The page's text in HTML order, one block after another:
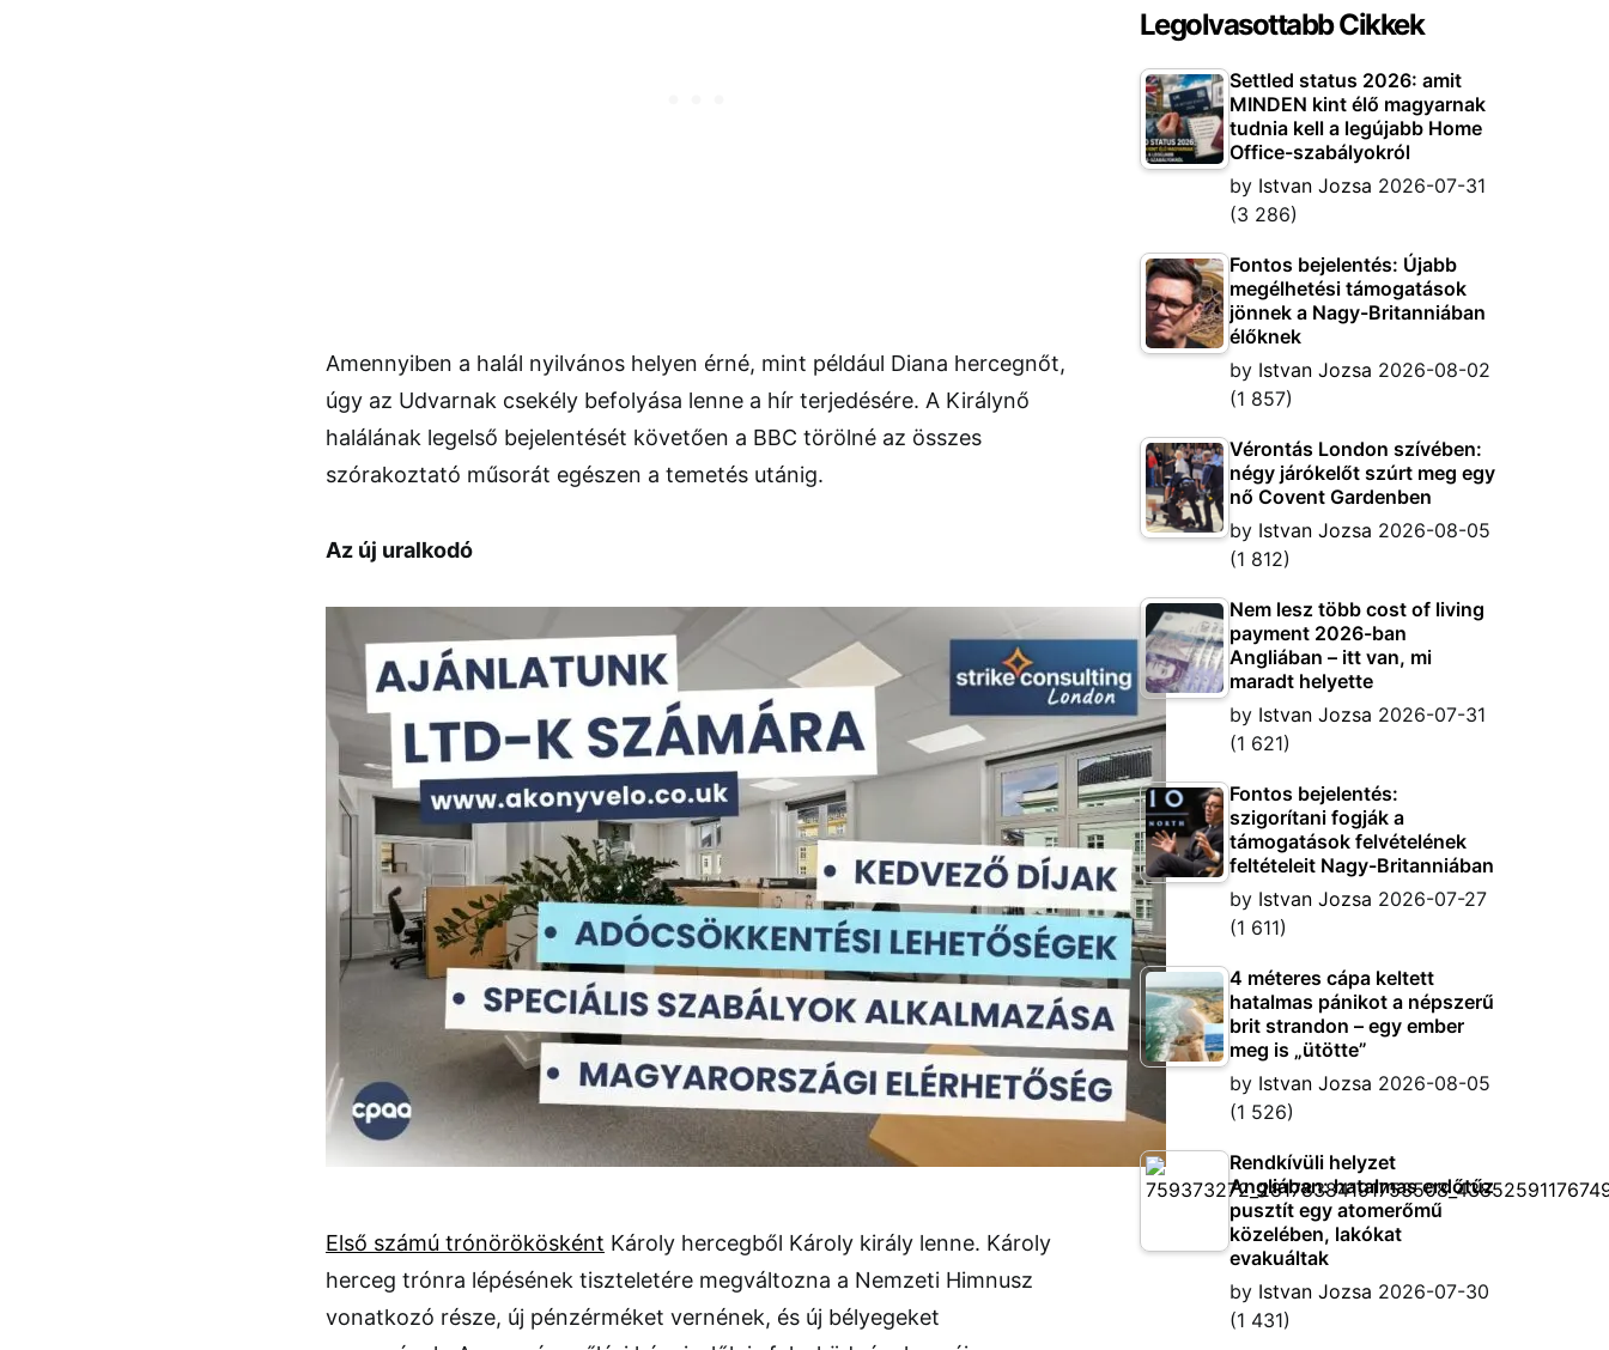
Amennyiben a halál nyilvános helyen érné, mint például Diana hercegnőt,
úgy az Udvarnak csekély befolyása lenne a hír terjedésére. A Királynő
halálának legelső bejelentését követően a BBC törölné az összes
szórakoztató műsorát egészen a temetés utánig.
Az új uralkodó
Első számú trónörökösként Károly hercegből Károly király lenne. Károly
herceg trónra lépésének tiszteletére megváltozna a Nemzeti Himnusz
vonatkozó része, új pénzérméket vernének, és új bélyegeket
Legolvasottabb Cikkek
Settled status 2026: amit
MINDEN kint élő magyarnak
tudnia kell a legújabb Home
Office-szabályokról
by Istvan Jozsa 2026-07-31
(3 286)
Fontos bejelentés: Újabb
megélhetési támogatások
jönnek a Nagy-Britanniában
élőknek
by Istvan Jozsa 2026-08-02
(1 857)
Vérontás London szívében:
négy járókelőt szúrt meg egy
nő Covent Gardenben
by Istvan Jozsa 2026-08-05
(1 812)
Nem lesz több cost of living
payment 2026-ban
Angliában – itt van, mi
maradt helyette
by Istvan Jozsa 2026-07-31
(1 621)
Fontos bejelentés:
szigorítani fogják a
támogatások felvételének
feltételeit Nagy-Britanniában
by Istvan Jozsa 2026-07-27
(1 611)
4 méteres cápa keltett
hatalmas pánikot a népszerű
brit strandon – egy ember
meg is „ütötte”
by Istvan Jozsa 2026-08-05
(1 526)
Rendkívüli helyzet
Angliában: hatalmas erdőtűz
pusztít egy atomerőmű
közelében, lakókat
evakuáltak
by Istvan Jozsa 2026-07-30
(1 431)